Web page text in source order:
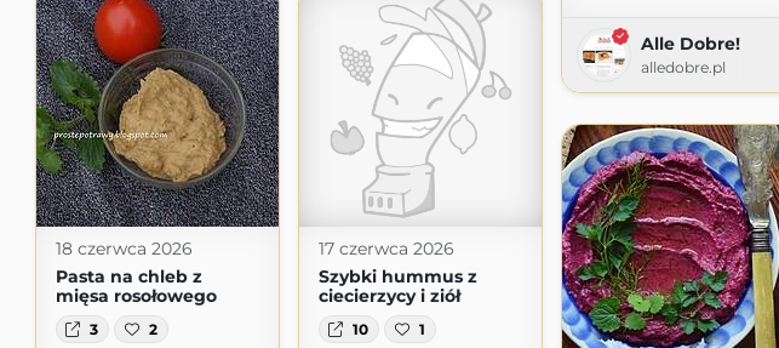
Alle Dobre!
alledobre.pl
18 czerwca 2026
Pasta na chleb z
mięsa rosołowego
3 2
17 czerwca 2026
Szybki hummus z
ciecierzycy i ziół
10 1